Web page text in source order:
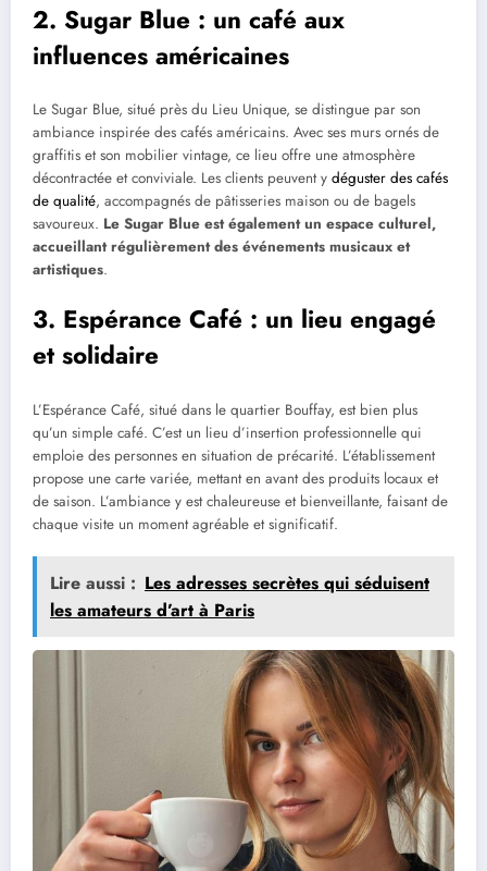
2. Sugar Blue : un café aux
influences américaines
Le Sugar Blue, situé près du Lieu Unique, se distingue par son
ambiance inspirée des cafés américains. Avec ses murs ornés de
graffitis et son mobilier vintage, ce lieu offre une atmosphère
décontractée et conviviale. Les clients peuvent y déguster des cafés
de qualité, accompagnés de pâtisseries maison ou de bagels
savoureux. Le Sugar Blue est également un espace culturel,
accueillant régulièrement des événements musicaux et
artistiques.
3. Espérance Café : un lieu engagé
et solidaire
L’Espérance Café, situé dans le quartier Bouffay, est bien plus
qu’un simple café. C’est un lieu d’insertion professionnelle qui
emploie des personnes en situation de précarité. L’établissement
propose une carte variée, mettant en avant des produits locaux et
de saison. L’ambiance y est chaleureuse et bienveillante, faisant de
chaque visite un moment agréable et significatif.
Lire aussi : Les adresses secrètes qui séduisent
les amateurs d’art à Paris